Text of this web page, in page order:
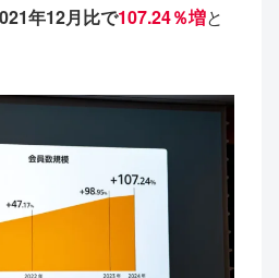
年12月比で107.24％増と